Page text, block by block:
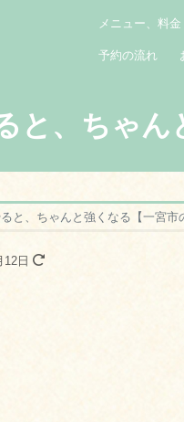
メニュー、料金
予約の流れ
と、ちゃん
と、ちゃんと強くなる【一宮市
12日